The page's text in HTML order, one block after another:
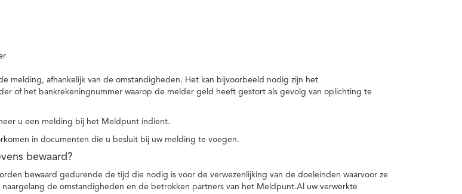
melding, afhankelijk van de omstandigheden. Het kan bijvoorbeeld nodig zijn het
of het bankrekeningnummer waarop de melder geld heeft gestort als gevolg van oplichting te
u een melding bij het Meldpunt indient.
in documenten die u besluit bij uw melding te voegen.
bewaard?
bewaard gedurende de tijd die nodig is voor de verwezenlijking van de doeleinden waarvoor ze
naargelang de omstandigheden en de betrokken partners van het Meldpunt.Al uw verwerkte